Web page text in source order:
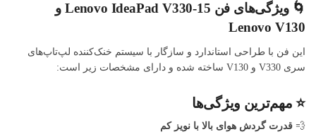
🌀 ویژگی‌های فن Lenovo IdeaPad V330-15 و
Lenovo V130
این فن با طراحی استاندارد و سازگار با سیستم خنک‌کننده لپ‌تاپ‌های
سری V330 و V130 ساخته شده و دارای مشخصات زیر است:
⭐ مهم‌ترین ویژگی‌ها
💨قدرت گردش هوای بالا با نویز کم